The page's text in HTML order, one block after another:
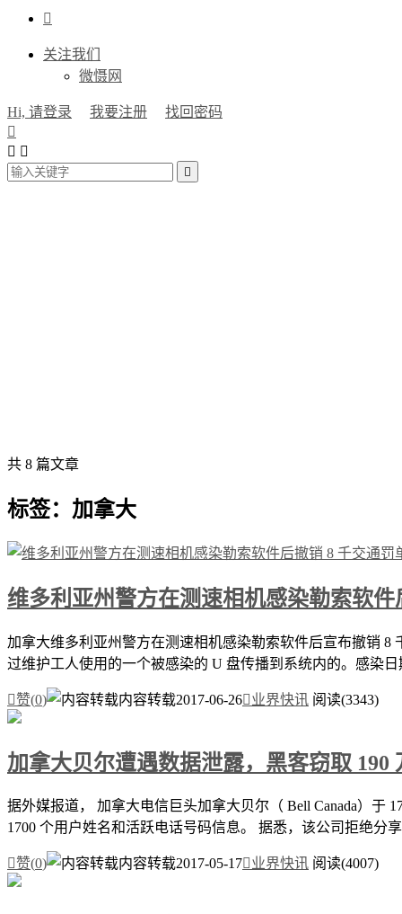

关注我们
微慑网
Hi, 请登录 我要注册
找回密码

 

共 8 篇文章
标签：加拿大
维多利亚州警方在测速相机感染勒索软件
加拿大维多利亚州警方在测速相机感染勒索软件后宣布撤销 8
过维护工人使用的一个被感染的 U 盘传播到系统内的。感染日
赞(0) 内容转载2017-06-26业界快讯 阅读(3343)
加拿大贝尔遭遇数据泄露，黑客窃取 190
据外媒报道， 加拿大电信巨头加拿大贝尔（ Bell Canada）于
1700 个用户姓名和活跃电话号码信息。 据悉，该公司拒绝分
赞(0) 内容转载2017-05-17业界快讯 阅读(4007)